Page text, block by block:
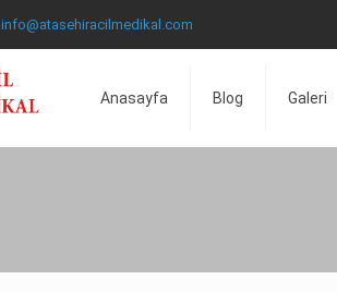
info@atasehiracilmedikal.com
Anasayfa Blog Galeri